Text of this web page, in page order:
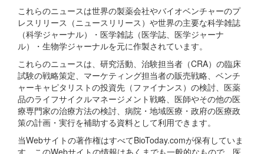
これらのニュースは世界の製薬会社やバイオベンチャーのプ
レスリリース（ニュースリリース）や世界の主要な科学雑誌
（科学ジャーナル）・医学雑誌（医学誌、医学ジャーナ
ル）・生物学ジャーナルを元に作製されています。
これらのニュースは、研究活動、治験担当者（CRA）の臨床
試験の戦略策定、マーケティング担当者の販売戦略、ベンチ
ャーキャピタリストの投資先（ファイナンス）の検討、医薬
品のライフサイクルマネージメント戦略、医師やその他の医
療専門家の治療方法の検討、病院・地域医療・政府の医療政
策の計画・実行を補助する資料として利用できます。
当Webサイトの著作権はすべてBioToday.comが保有していま